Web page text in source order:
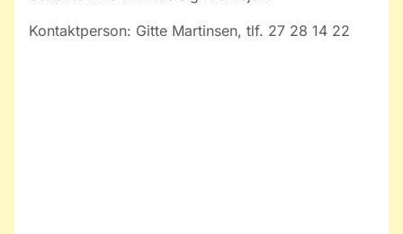
Kontaktperson: Gitte Martinsen, tlf. 27 28 14 22